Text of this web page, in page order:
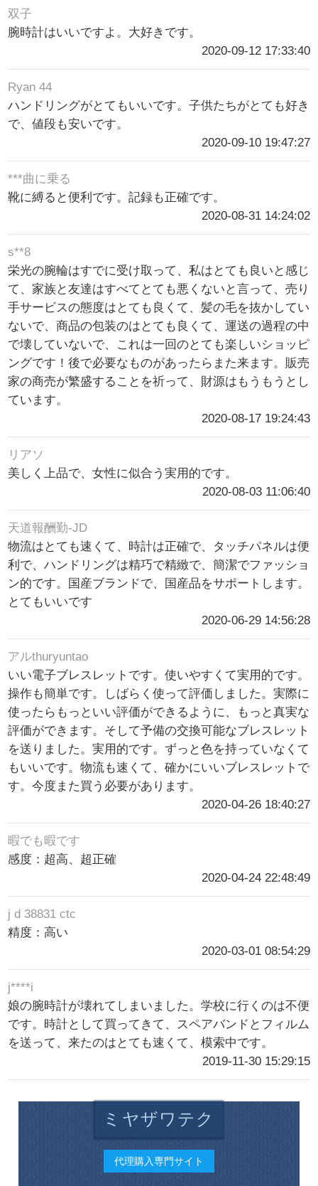
双子
腕時計はいいですよ。大好きです。
2020-09-12 17:33:40
Ryan 44
ハンドリングがとてもいいです。子供たちがとても好き
で、値段も安いです。
2020-09-10 19:47:27
***曲に乗る
靴に縛ると便利です。記録も正確です。
2020-08-31 14:24:02
s**8
栄光の腕輪はすでに受け取って、私はとても良いと感じ
て、家族と友達はすべてとても悪くないと言って、売り
手サービスの態度はとても良くて、髪の毛を抜かしてい
ないで、商品の包装のはとても良くて、運送の過程の中
で壊していないで、これは一回のとても楽しいショッピ
ングです！後で必要なものがあったらまた来ます。販売
家の商売が繁盛することを祈って、財源はもうもうとし
ています。
2020-08-17 19:24:43
リアソ
美しく上品で、女性に似合う実用的です。
2020-08-03 11:06:40
天道報酬勤-JD
物流はとても速くて、時計は正確で、タッチパネルは便
利で、ハンドリングは精巧で精緻で、簡潔でファッショ
ン的です。国産ブランドで、国産品をサポートします。
とてもいいです
2020-06-29 14:56:28
アルthuryuntao
いい電子ブレスレットです。使いやすくて実用的です。
操作も簡単です。しばらく使って評価しました。実際に
使ったらもっといい評価ができるように、もっと真実な
評価ができます。そして予備の交換可能なブレスレット
を送りました。実用的です。ずっと色を持っていなくて
もいいです。物流も速くて、確かにいいブレスレットで
す。今度また買う必要があります。
2020-04-26 18:40:27
暇でも暇です
感度：超高、超正確
2020-04-24 22:48:49
j d 38831 ctc
精度：高い
2020-03-01 08:54:29
j****i
娘の腕時計が壊れてしまいました。学校に行くのは不便
です。時計として買ってきて、スペアバンドとフィルム
を送って、来たのはとても速くて、模索中です。
2019-11-30 15:29:15
ミヤザワテク
代理購入専門サイト